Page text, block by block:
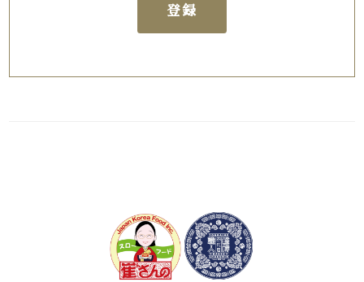
キキョウキムチ（270g）
海鮮ネギチヂミ（1枚）
2026/05/20
登録